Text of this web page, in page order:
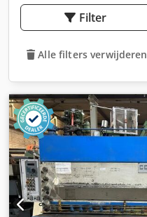
Filter
Alle filters verwijderen